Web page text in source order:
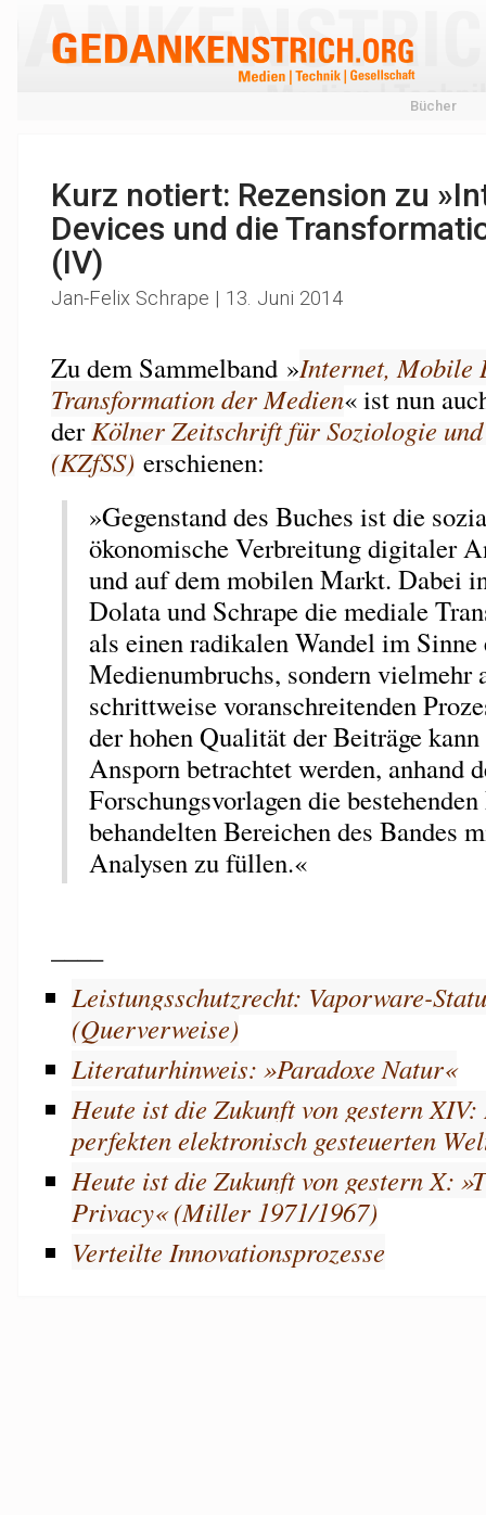
Bücher
Kurz notiert: Rezension zu
Devices und die
(IV)
Jan-Felix Schrape | 13. Juni 2014
Zu dem Sammelband »Internet, Mobile
Transformation der Medien« ist nun
derKölner Zeitschrift für Soziologie
(KZfSS)erschienen:
»Gegenstand des Buches ist die
ökonomische Verbreitung digitaler
und auf dem mobilen Markt. Dabei
Dolata und Schrape die mediale
als einen radikalen Wandel im
Medienumbruchs, sondern vielmehr
schrittweise voranschreitenden
der hohen Qualität der Beiträge
Ansporn betrachtet werden, anhand
Forschungsvorlagen die
behandelten Bereichen des Bandes
Analysen zu füllen.«
Leistungsschutzrecht: Vaporware-
(Querverweise)
Literaturhinweis: »Paradoxe Natur«
Heute ist die Zukunft von gestern
perfekten elektronisch gesteuerten
Heute ist die Zukunft von gestern X:
Privacy« (Miller 1971/1967)
Verteilte Innovationsprozesse